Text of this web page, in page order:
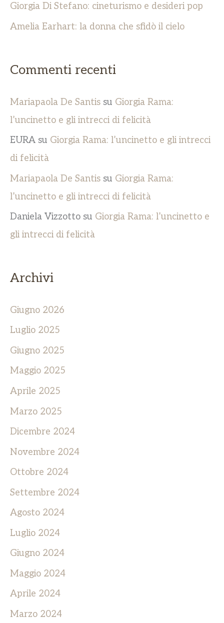
Giorgia Di Stefano: cineturismo e desideri pop
Amelia Earhart: la donna che sfidò il cielo
Commenti recenti
Mariapaola De Santis su Giorgia Rama:
l’uncinetto e gli intrecci di felicità
EURA su Giorgia Rama: l’uncinetto e gli intrecci
di felicità
Mariapaola De Santis su Giorgia Rama:
l’uncinetto e gli intrecci di felicità
Daniela Vizzotto su Giorgia Rama: l’uncinetto e
gli intrecci di felicità
Archivi
Giugno 2026
Luglio 2025
Giugno 2025
Maggio 2025
Aprile 2025
Marzo 2025
Dicembre 2024
Novembre 2024
Ottobre 2024
Settembre 2024
Agosto 2024
Luglio 2024
Giugno 2024
Maggio 2024
Aprile 2024
Marzo 2024